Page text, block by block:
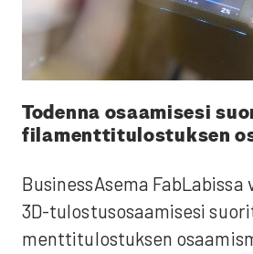
Toden­na osaa­mi­se­si
fila­ment­ti­tu­los­tuk­sen
Business­Asema
3D-tulos­tus­osaa­mi­se­si
ment­ti­tu­los­tuk­sen